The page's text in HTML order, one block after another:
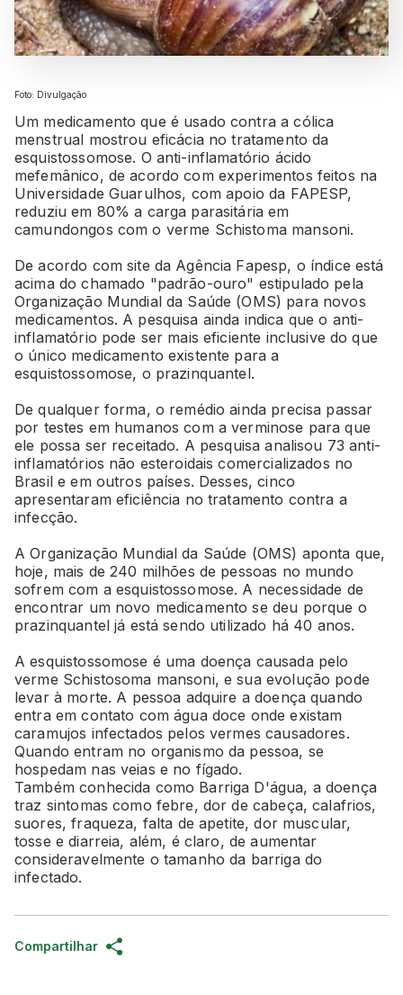
Foto: Divulgação
Um medicamento que é usado contra a cólica
menstrual mostrou eficácia no tratamento da
esquistossomose. O anti-inflamatório ácido
mefemânico, de acordo com experimentos feitos na
Universidade Guarulhos, com apoio da FAPESP,
reduziu em 80% a carga parasitária em
camundongos com o verme Schistoma mansoni.
De acordo com site da Agência Fapesp, o índice está
acima do chamado "padrão-ouro" estipulado pela
Organização Mundial da Saúde (OMS) para novos
medicamentos. A pesquisa ainda indica que o anti-
inflamatório pode ser mais eficiente inclusive do que
o único medicamento existente para a
esquistossomose, o prazinquantel.
De qualquer forma, o remédio ainda precisa passar
por testes em humanos com a verminose para que
ele possa ser receitado. A pesquisa analisou 73 anti-
inflamatórios não esteroidais comercializados no
Brasil e em outros países. Desses, cinco
apresentaram eficiência no tratamento contra a
infecção.
A Organização Mundial da Saúde (OMS) aponta que,
hoje, mais de 240 milhões de pessoas no mundo
sofrem com a esquistossomose. A necessidade de
encontrar um novo medicamento se deu porque o
prazinquantel já está sendo utilizado há 40 anos.
A esquistossomose é uma doença causada pelo
verme Schistosoma mansoni, e sua evolução pode
levar à morte. A pessoa adquire a doença quando
entra em contato com água doce onde existam
caramujos infectados pelos vermes causadores.
Quando entram no organismo da pessoa, se
hospedam nas veias e no fígado.
Também conhecida como Barriga D'água, a doença
traz sintomas como febre, dor de cabeça, calafrios,
suores, fraqueza, falta de apetite, dor muscular,
tosse e diarreia, além, é claro, de aumentar
consideravelmente o tamanho da barriga do
infectado.
Compartilhar